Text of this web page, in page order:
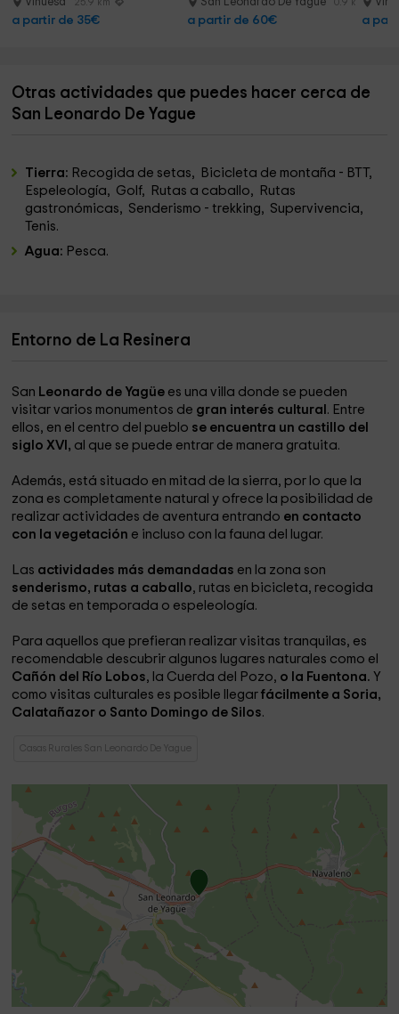
25.9 km
a partir de 35€
0.9 km
a partir de 60€ a
Otras actividades que puedes hacer cerca de
San Leonardo De Yague
Tierra: Recogida de setas, Bicicleta de montaña - BTT,
Espeleología, Golf, Rutas a caballo, Rutas
gastronómicas, Senderismo - trekking, Supervivencia,
Tenis.
Agua: Pesca.
Entorno de La Resinera
San Leonardo de Yagüe es una villa donde se pueden
visitar varios monumentos de gran interés cultural . Entre
ellos, en el centro del pueblo se encuentra un castillo del
siglo XVI, al que se puede entrar de manera gratuita.
Además, está situado en mitad de la sierra, por lo que la
zona es completamente natural y ofrece la posibilidad de
realizar actividades de aventura entrando en contacto
con la vegetación e incluso con la fauna del lugar.
Las actividades más demandadas en la zona son
senderismo, rutas a caballo, rutas en bicicleta, recogida
de setas en temporada o espeleología.
Para aquellos que prefieran realizar visitas tranquilas, es
recomendable descubrir algunos lugares naturales como el
Cañón del Río Lobos, la Cuerda del Pozo, o la Fuentona. Y
como visitas culturales es posible llegarfácilmente a Soria,
Calatañazor o Santo Domingo de Silos.
Casas Rurales San Leonardo De Yague